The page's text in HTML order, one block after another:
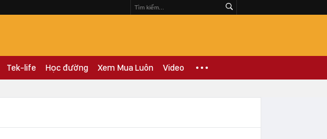
Tek-life Học đường Xem Mua Luôn Video